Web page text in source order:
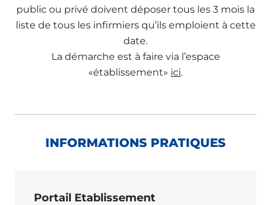
public ou privé doivent déposer tous les 3 mois la
liste de tous les infirmiers qu’ils emploient à cette
date.
La démarche est à faire via l’espace
«établissement» ici.
INFORMATIONS PRATIQUES
Portail Etablissement